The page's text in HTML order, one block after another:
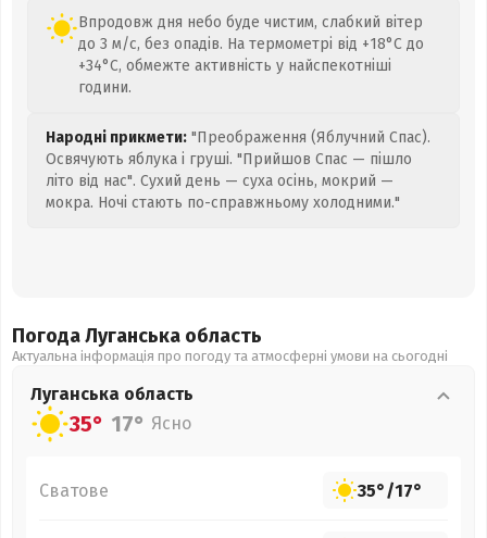
Впродовж дня небо буде чистим, слабкий вітер
до 3 м/с, без опадів. На термометрі від +18°C до
+34°C, обмежте активність у найспекотніші
години.
Народні прикмети: "Преображення (Яблучний Спас).
Освячують яблука і груші. "Прийшов Спас — пішло
літо від нас". Сухий день — суха осінь, мокрий —
мокра. Ночі стають по-справжньому холодними."
Погода Луганська область
Актуальна інформація про погоду та атмосферні умови на сьогодні
Луганська область
35° 17° Ясно
Сватове 35°/17°